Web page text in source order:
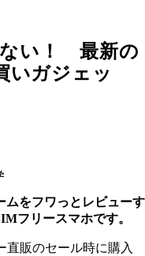
い！ 最新の
いガジェッ
ムをフワっとレビューす
フリースマホです。
直販のセール時に購入